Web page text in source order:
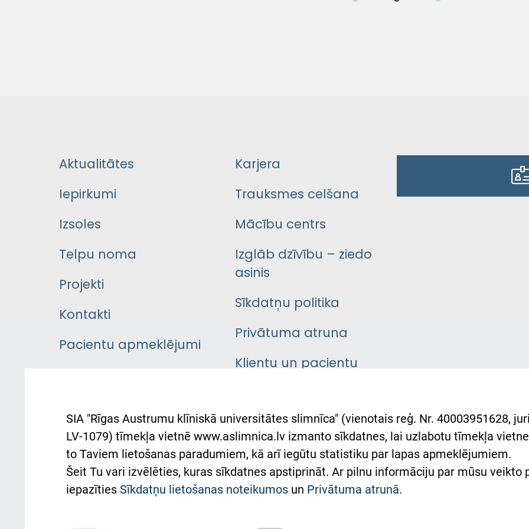
Aktualitātes
Iepirkumi
Izsoles
Telpu noma
Projekti
Kontakti
Pacientu apmeklējumi
Pacienta
atsauksmju/sūdzību
iesniegšanas kārtība
Kā pie mums nokļūt
Karjera
Trauksmes celšana
Mācību centrs
Izglāb dzīvību – ziedo
asinis
Sīkdatņu politika
Privātuma atruna
Klientu un pacientu
Austrumu slimnīcas
atbalsts Ukrainai
Підтримка Східної лікарні
та співпраця з Україною
SIA "Rīgas Austrumu klīniskā universitātes slimnīca" (vienotais reģ. Nr. 40003951628,
LV-1079) tīmekļa vietnē www.aslimnica.lv izmanto sīkdatnes, lai uzlabotu tīmekļa
to Taviem lietošanas paradumiem, kā arī iegūtu statistiku par lapas apmeklējumiem.
Šeit Tu vari izvēlēties, kuras sīkdatnes apstiprināt. Ar pilnu informāciju par mūsu veikto
iepazīties Sīkdatņu lietošanas noteikumos un Privātuma atrunā.